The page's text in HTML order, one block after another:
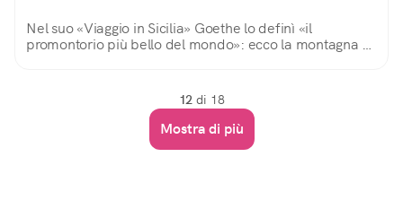
Nel suo «Viaggio in Sicilia» Goethe lo definì «il
promontorio più bello del mondo»: ecco la montagna di
12 di 18
Mostra di più